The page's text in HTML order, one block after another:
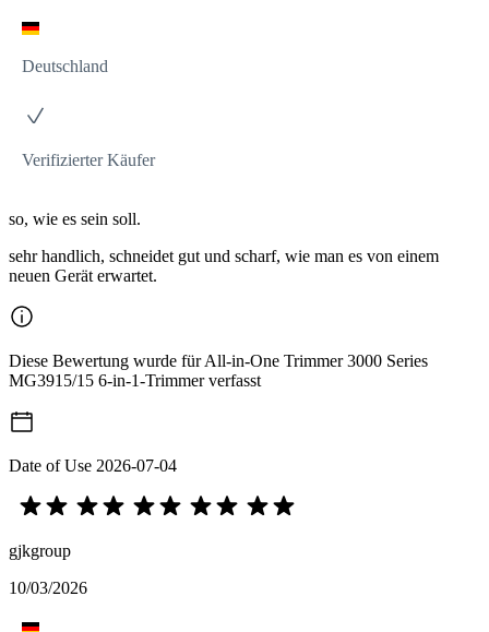
Deutschland
Verifizierter Käufer
so, wie es sein soll.
sehr handlich, schneidet gut und scharf, wie man es von einem
neuen Gerät erwartet.
Diese Bewertung wurde für All-in-One Trimmer 3000 Series
MG3915/15 6-in-1-Trimmer verfasst
Date of Use 2026-07-04
gjkgroup
10/03/2026